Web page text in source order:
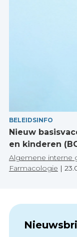
BELEIDSINFO
Nieuw
en kinderen
Algemene interne
Farmacologie |